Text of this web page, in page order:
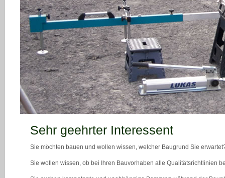
Sehr geehrter Interessent
Sie möchten bauen und wollen wissen, welcher Baugrund Sie
Sie wollen wissen, ob bei Ihren Bauvorhaben alle Qualitätsrichtlinien